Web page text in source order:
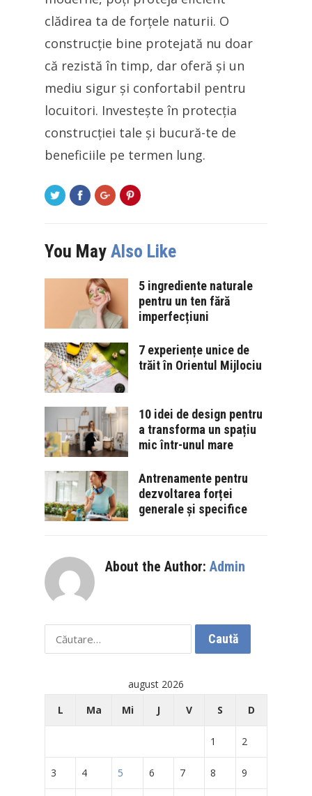
clădirea ta de forțele naturii. O
construcție bine protejată nu doar
că rezistă în timp, dar oferă și un
mediu sigur și confortabil pentru
locuitori. Investește în protecția
construcției tale și bucură-te de
beneficiile pe termen lung.
You May Also Like
5 ingrediente naturale
pentru un ten fără
imperfecțiuni
7 experiențe unice de
trăit în Orientul Mijlociu
10 idei de design pentru
a transforma un spațiu
mic într-unul mare
Antrenamente pentru
dezvoltarea forței
generale și specifice
About the Author: Admin
Caută
după:
august 2026
L
Ma Mi J V S D
1 2
3 4 5 6 7 8 9